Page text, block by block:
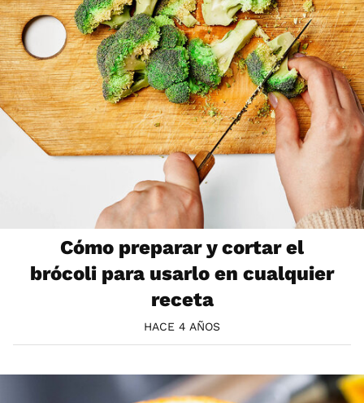
Cómo preparar y cortar el
brócoli para usarlo en cualquier
receta
HACE 4 AÑOS